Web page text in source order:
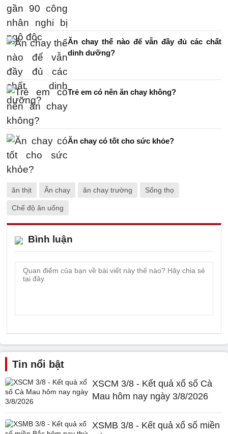
Ăn chay thế nào để vẫn đầy đủ các chất
dinh dưỡng?
Trẻ em có nên ăn chay không?
Ăn chay có tốt cho sức khỏe?
ăn thịt Ăn chay ăn chay trường Sống thọ
Chế độ ăn uống
Bình luận
Tin nổi bật
XSCM 3/8 - Kết quả xổ số Cà
Mau hôm nay ngày 3/8/2026
XSMB 3/8 - Kết quả xổ số miền